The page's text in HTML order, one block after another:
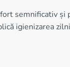
semnificativ
igienizarea